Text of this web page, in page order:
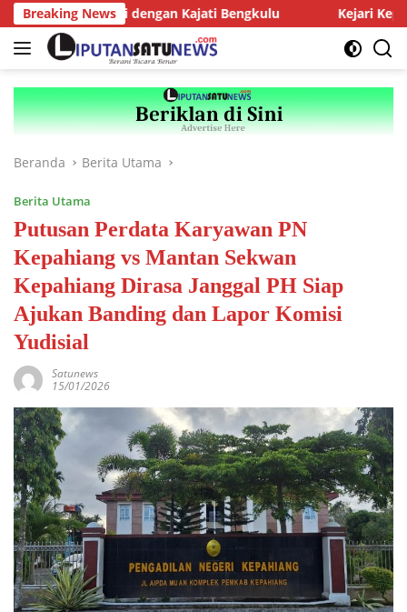
Langsung
ke
konten
Breaking News
Audiensi dengan Kajati Bengkulu Kejari Kepahiang
Beranda Berita Utama
Berita Utama
Putusan Perdata Karyawan PN
Kepahiang vs Mantan Sekwan
Kepahiang Dirasa Janggal PH Siap
Ajukan Banding dan Lapor Komisi
Yudisial
Satunews
15/01/2026